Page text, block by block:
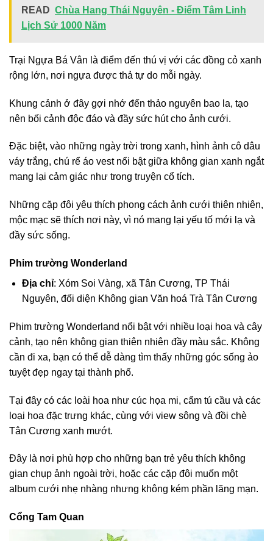
READ Chùa Hang Thái Nguyên - Điểm Tâm Linh
Lịch Sử 1000 Năm
Trại Ngựa Bá Vân là điểm đến thú vị với các đồng cỏ xanh
rộng lớn, nơi ngựa được thả tự do mỗi ngày.
Khung cảnh ở đây gợi nhớ đến thảo nguyên bao la, tạo
nên bối cảnh độc đáo và đầy sức hút cho ảnh cưới.
Đặc biệt, vào những ngày trời trong xanh, hình ảnh cô dâu
váy trắng, chú rể áo vest nổi bật giữa không gian xanh ngắt
mang lại cảm giác như trong truyện cổ tích.
Những cặp đôi yêu thích phong cách ảnh cưới thiên nhiên,
mộc mạc sẽ thích nơi này, vì nó mang lại yếu tố mới lạ và
đầy sức sống.
Phim trường Wonderland
Địa chỉ: Xóm Soi Vàng, xã Tân Cương, TP Thái
Nguyên, đối diện Không gian Văn hoá Trà Tân Cương
Phim trường Wonderland nổi bật với nhiều loại hoa và cây
cảnh, tạo nên không gian thiên nhiên đầy màu sắc. Không
cần đi xa, bạn có thể dễ dàng tìm thấy những góc sống ảo
tuyệt đẹp ngay tại thành phố.
Tại đây có các loài hoa như cúc họa mi, cẩm tú cầu và các
loại hoa đặc trưng khác, cùng với view sông và đồi chè
Tân Cương xanh mướt.
Đây là nơi phù hợp cho những bạn trẻ yêu thích không
gian chụp ảnh ngoài trời, hoặc các cặp đôi muốn một
album cưới nhẹ nhàng nhưng không kém phần lãng mạn.
Cổng Tam Quan